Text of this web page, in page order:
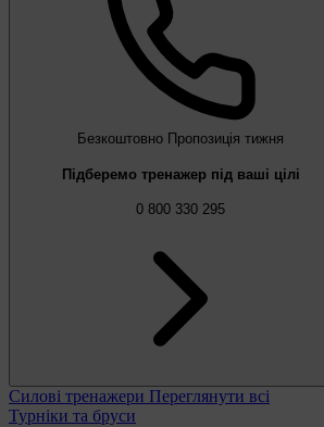
Безкоштовно Пропозиція тижня
Підберемо тренажер під ваші цілі
0 800 330 295
Силові тренажери Переглянути всі
Турніки та бруси